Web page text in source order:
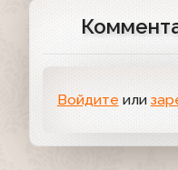
Войдите или